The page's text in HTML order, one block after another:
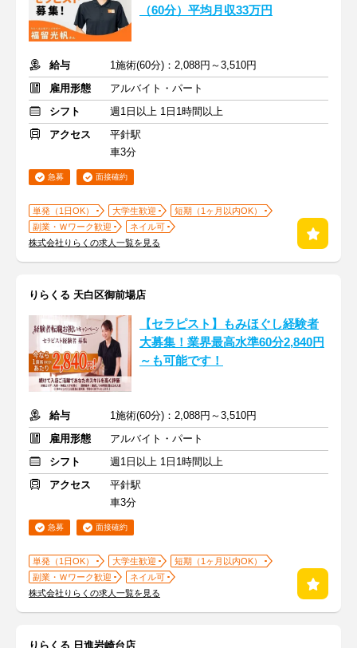
（60分）平均月収33万円
給与
1施術(60分)：2,088円～3,510円
雇用形態
アルバイト・パート
シフト
週1日以上 1日1時間以上
アクセス
平針駅
車3分
急募 面接確約
単発（1日OK） 大学生歓迎
短期（1ヶ月以内OK）
副業・Ｗワーク歓迎
ネイル可
株式会社りらくの求人一覧を見る
りらくる 天白区御前場店
【セラピスト】もみほぐし経験者
大募集！業界最高水準60分2,840円
～も可能です！
給与
1施術(60分)：2,088円～3,510円
雇用形態
アルバイト・パート
シフト
週1日以上 1日1時間以上
アクセス
平針駅
車3分
急募 面接確約
単発（1日OK） 大学生歓迎
短期（1ヶ月以内OK）
副業・Ｗワーク歓迎
ネイル可
株式会社りらくの求人一覧を見る
りらくる 日進岩崎台店